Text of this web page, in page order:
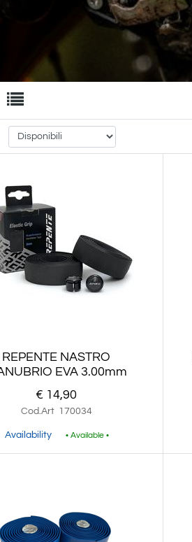
filters.
REPENTE NASTRO
EVA 3.00mm
€ 14,90
Cod.Art 170034
Availability • Available •